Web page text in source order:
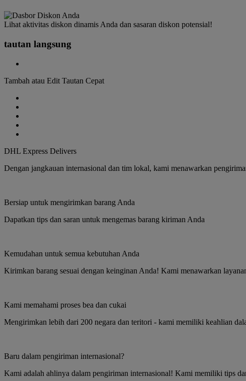
Lihat aktivitas diskon dinamis Anda dan sasaran diskon potensial!
tautan langsung
Tambah atau Edit Tautan Cepat
DHL Express Delivers
Dengan jangkauan internasional dan tim lokal, kami menawarkan
Bersiap untuk mengirimkan barang Anda
Dapatkan tips dan saran untuk mengemas barang kiriman Anda
Kemudahan untuk semua kebutuhan Anda
Kirimkan barang sesuai dengan keinginan Anda! Kami menawarkan
Kami memahami proses bea dan cukai
Mengirimkan lebih dari 200 negara dan teritori - kami memiliki keahlian
Baru dalam pengiriman internasional?
Kami adalah ahlinya dalam pengiriman internasional! Kami memiliki tips